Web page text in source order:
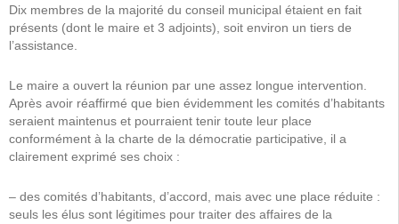
Dix membres de la majorité du conseil municipal étaient en fait
présents (dont le maire et 3 adjoints), soit environ un tiers de
l’assistance.
Le maire a ouvert la réunion par une assez longue intervention.
Après avoir réaffirmé que bien évidemment les comités d’habitants
seraient maintenus et pourraient tenir toute leur place
conformément à la charte de la démocratie participative, il a
clairement exprimé ses choix :
– des comités d’habitants, d’accord, mais avec une place réduite :
seuls les élus sont légitimes pour traiter des affaires de la